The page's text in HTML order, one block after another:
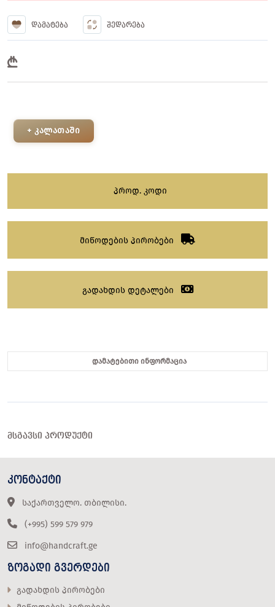
ᲓᲐᲛᲐᲢᲔᲑᲐ ᲨᲔᲓᲐᲠᲔᲑᲐ
+ კალათაში
პროდ. კოდი
მიწოდების პირობები
გადახდის დეტალები
დამატებითი ინფორმაცია
ᲛᲡᲒᲐᲕᲡᲘ ᲞᲠᲝᲓᲣᲥᲢᲘ
ᲙᲝᲜᲢᲐᲥᲢᲘ
საქართველო. თბილისი.
(+995) 599 579 979
info@handcraft.ge
ᲖᲝᲒᲐᲓᲘ ᲒᲕᲔᲠᲓᲔᲑᲘ
გადახდის პირობები